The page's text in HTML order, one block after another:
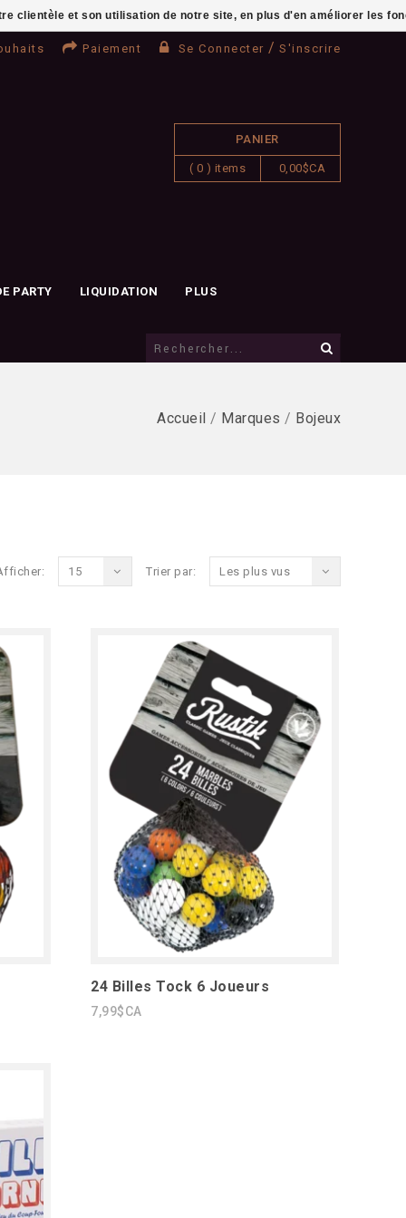
Paiement Se Connecter / S'inscrire
PANIER
( 0 ) items 0,00$CA
PARTY LIQUIDATION PLUS
Accueil / Marques / Bojeux
Trier par: Les plus vus
15
24 Billes Tock 6 Joueurs
7,99$CA
clientèle et son utilisation de notre site, en plus d'en améliorer les